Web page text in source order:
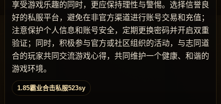
享受游戏乐趣的同时，更应保持理性与警惕。选择信誉良
好的私服平台，避免在非官方渠道进行账号交易和充值；
注意保护个人信息和账号安全，定期更换密码并开启双重
验证；同时，积极参与官方或社区组织的活动，与志同道
合的玩家共同交流游戏心得，共同维护一个健康、和谐的
游戏环境。
1.85霸业合击私服523sy